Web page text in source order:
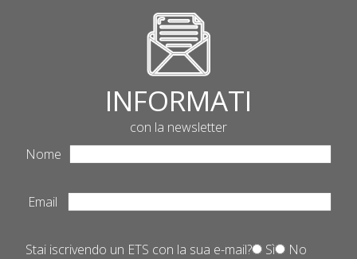
INFORMATI
con la newsletter
Nome
Email
Stai iscrivendo un ETS con la sua e-mail? Sì No